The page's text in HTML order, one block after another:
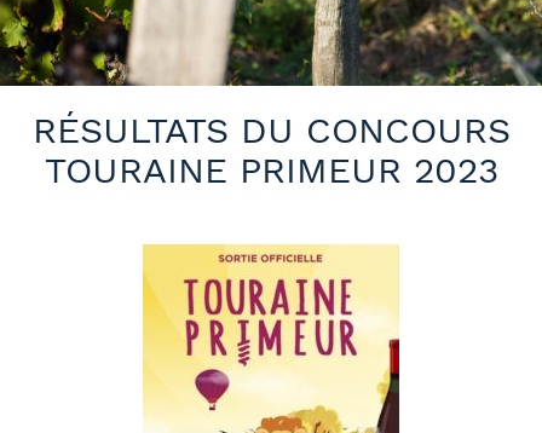
RÉSULTATS DU CONCOURS
TOURAINE PRIMEUR 2023